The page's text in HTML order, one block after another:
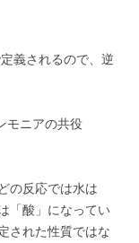
義されるので、逆
ニアの共役
の反応では水は
「酸」になってい
された性質ではな